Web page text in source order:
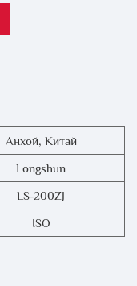
Анхой, Китай
Longshun
LS-200ZJ
ISO